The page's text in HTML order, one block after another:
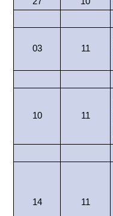
03 11
10 11
14 11